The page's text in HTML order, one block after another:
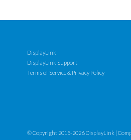
DisplayLink
DisplayLink Support
Terms of Service & Privacy Policy
© Copyright 2015-2026 DisplayLink |